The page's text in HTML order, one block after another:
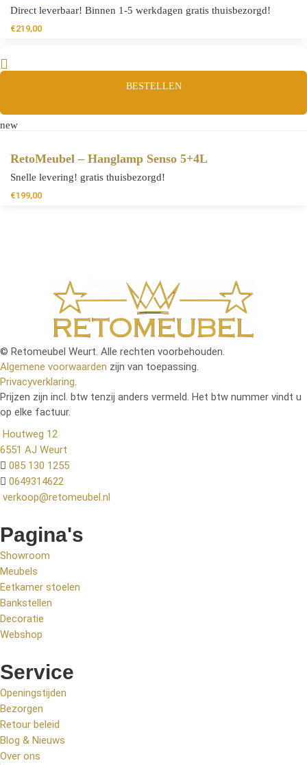
Direct leverbaar! Binnen 1-5 werkdagen gratis thuisbezorgd!
€219,00
BESTELLEN
new
RetoMeubel – Hanglamp Senso 5+4L
Snelle levering! gratis thuisbezorgd!
€199,00
© Retomeubel Weurt. Alle rechten voorbehouden.
Algemene voorwaarden zijn van toepassing.
Privacyverklaring.
Prijzen zijn incl. btw tenzij anders vermeld. Het btw nummer vindt u
op elke factuur.
Houtweg 12
6551 AJ Weurt
085 130 1255
0649314622
verkoop@retomeubel.nl
Pagina's
Showroom
Meubels
Eetkamer stoelen
Bankstellen
Decoratie
Webshop
Service
Openingstijden
Bezorgen
Retour beleid
Blog & Nieuws
Over ons